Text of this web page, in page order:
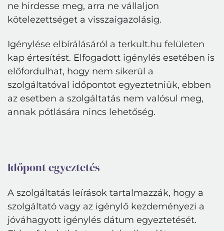
ne hirdesse meg, arra ne vállaljon
kötelezettséget a visszaigazolásig.
Igénylése elbírálásáról a terkult.hu felületen
kap értesítést. Elfogadott igénylés esetében is
előfordulhat, hogy nem sikerül a
szolgáltatóval időpontot egyeztetniük, ebben
az esetben a szolgáltatás nem valósul meg,
annak pótlására nincs lehetőség.
Időpont egyeztetés
A szolgáltatás leírások tartalmazzák, hogy a
szolgáltató vagy az igénylő kezdeményezi a
jóváhagyott igénylés dátum egyeztetését.